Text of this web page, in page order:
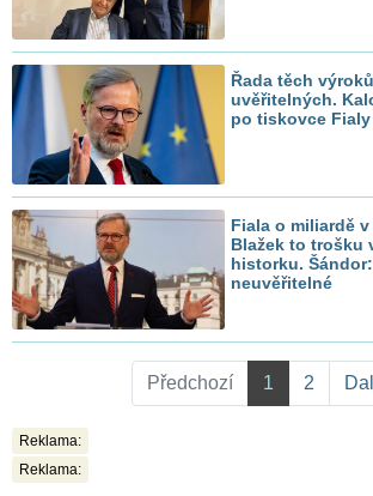
Řada těch
uvěřitelných.
po tiskovce Fialy
Fiala o miliardě
Blažek to trošku
historku.
neuvěřitelné
Předchozí 1 2
Reklama:
Reklama: